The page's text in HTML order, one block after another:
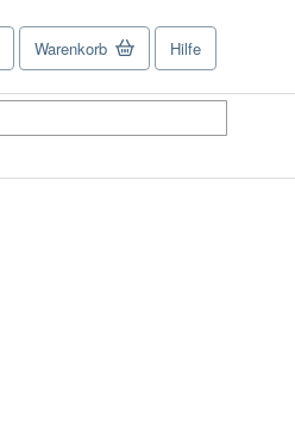
Warenkorb Hilfe